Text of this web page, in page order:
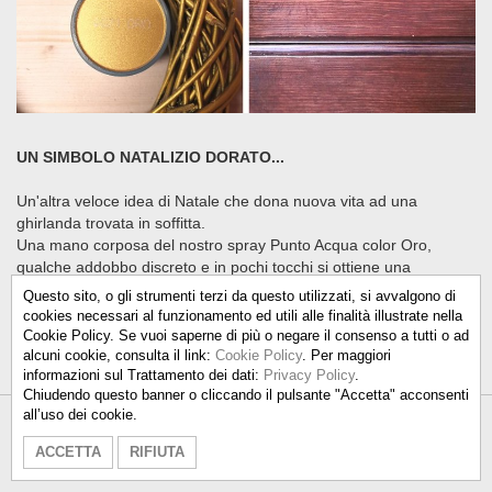
UN SIMBOLO NATALIZIO DORATO...
Un'altra veloce idea di Natale che dona nuova vita ad una
ghirlanda trovata in soffitta.
Una mano corposa del nostro spray Punto Acqua color Oro,
qualche addobbo discreto e in pochi tocchi si ottiene una
ghirlanda come nuova, perfetta da appendere alla porta di casa.
Talken Color S.r.l.
Questo sito, o gli strumenti terzi da questo utilizzati, si avvalgono di
cookies necessari al funzionamento ed utili alle finalità illustrate nella
Cookie Policy. Se vuoi saperne di più o negare il consenso a tutti o ad
alcuni cookie, consulta il link: Cookie Policy. Per maggiori
informazioni sul Trattamento dei dati: Privacy Policy.
Chiudendo questo banner o cliccando il pulsante "Accetta" acconsenti
all’uso dei cookie.
ACCETTA RIFIUTA